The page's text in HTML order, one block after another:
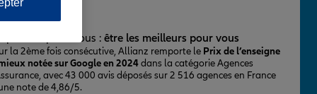
pour nous : être les meilleurs pour vous
la 2ème fois consécutive, Allianz remporte le Prix de l’enseigne
notée sur Google en 2024dans la catégorie Agences
avec 43 000 avis déposés sur 2 516 agences en France
note de 4,86/5.